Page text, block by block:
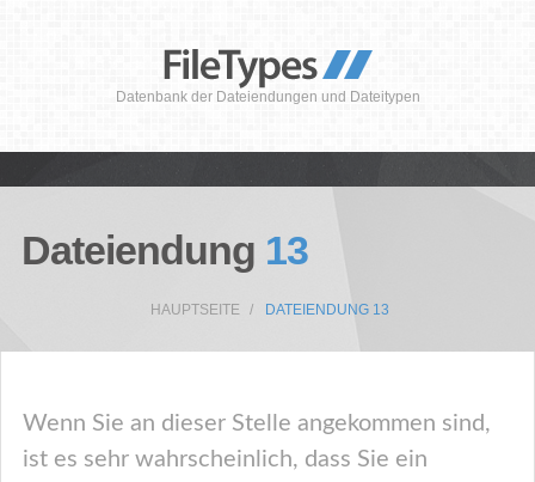
Datenbank der Dateiendungen und Dateitypen
Dateiendung 13
HAUPTSEITE DATEIENDUNG 13
Wenn Sie an dieser Stelle angekommen sind,
ist es sehr wahrscheinlich, dass Sie ein